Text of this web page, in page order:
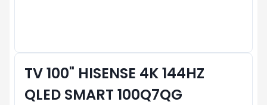
TV 100" HISENSE 4K 144HZ
QLED SMART 100Q7QG